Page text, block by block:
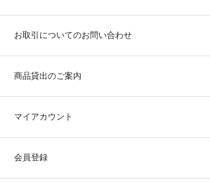
お取引についてのお問い合わせ
商品貸出のご案内
マイアカウント
会員登録